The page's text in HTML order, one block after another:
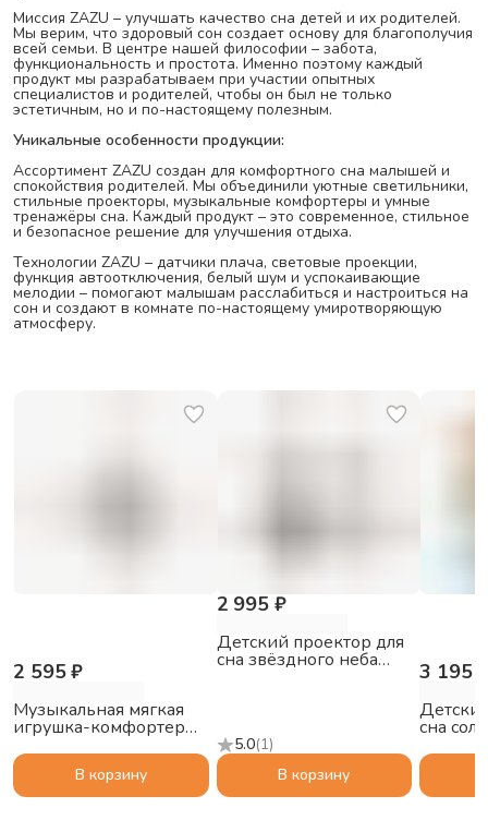
Миссия ZAZU – улучшать качество сна детей и их родителей.
Мы верим, что здоровый сон создает основу для благополучия
всей семьи. В центре нашей философии – забота,
функциональность и простота. Именно поэтому каждый
продукт мы разрабатываем при участии опытных
специалистов и родителей, чтобы он был не только
эстетичным, но и по-настоящему полезным.
Уникальные особенности продукции:
Ассортимент ZAZU создан для комфортного сна малышей и
спокойствия родителей. Мы объединили уютные светильники,
стильные проекторы, музыкальные комфортеры и умные
тренажёры сна. Каждый продукт – это современное, стильное
и безопасное решение для улучшения отдыха.
Технологии ZAZU – датчики плача, световые проекции,
функция автоотключения, белый шум и успокаивающие
мелодии – помогают малышам расслабиться и настроиться на
сон и создают в комнате по-настоящему умиротворяющую
атмосферу.
2 595 ₽
Музыкальная мягкая
игрушка-комфортер
ZAZU Овечка Лиз для
малышей
В корзину
5.0(1)
2 995 ₽
Детский проектор для
сна звёздного неба
В корзину
3 195
сна
(Shally)